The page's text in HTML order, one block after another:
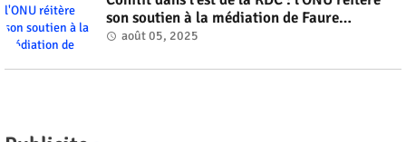
son soutien à la médiation de Faure
Gnassingbé #rwanda #RwOT
août 05, 2025